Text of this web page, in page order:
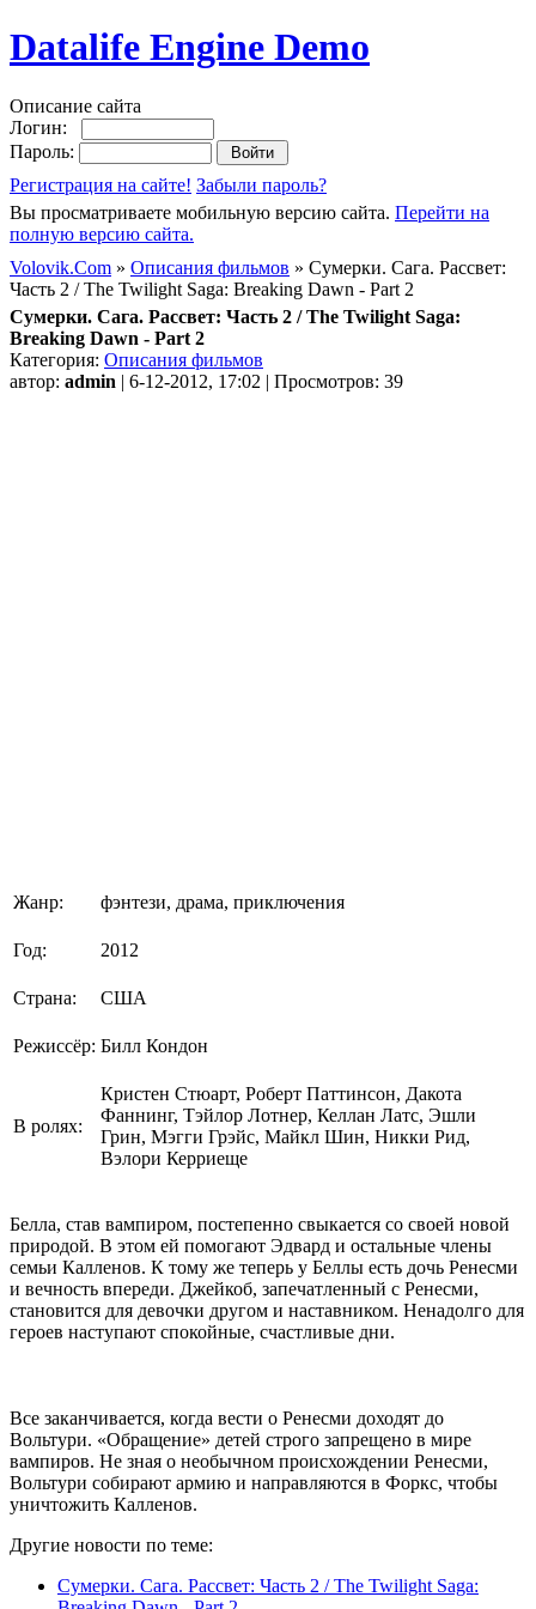
Datalife Engine Demo
Описание сайта
Логин:
Пароль:
Регистрация на сайте! Забыли пароль?
Вы просматриваете мобильную версию сайта. Перейти на
полную версию сайта.
Volovik.Com » Описания фильмов » Сумерки. Сага. Рассвет:
Часть 2 / The Twilight Saga: Breaking Dawn - Part 2
Сумерки. Сага. Рассвет: Часть 2 / The Twilight Saga:
Breaking Dawn - Part 2
Категория: Описания фильмов
автор: admin | 6-12-2012, 17:02 | Просмотров: 39
Жанр: фэнтези, драма, приключения
Год: 2012
Страна: США
Режиссёр: Билл Кондон
В ролях:
Кристен Стюарт, Роберт Паттинсон, Дакота
Фаннинг, Тэйлор Лотнер, Келлан Латс, Эшли
Грин, Мэгги Грэйс, Майкл Шин, Никки Рид,
Вэлори Керриеще
Белла, став вампиром, постепенно свыкается со своей новой
природой. В этом ей помогают Эдвард и остальные члены
семьи Калленов. К тому же теперь у Беллы есть дочь Ренесми
и вечность впереди. Джейкоб, запечатленный с Ренесми,
становится для девочки другом и наставником. Ненадолго для
героев наступают спокойные, счастливые дни.
Все заканчивается, когда вести о Ренесми доходят до
Вольтури. «Обращение» детей строго запрещено в мире
вампиров. Не зная о необычном происхождении Ренесми,
Вольтури собирают армию и направляются в Форкс, чтобы
уничтожить Калленов.
Другие новости по теме:
Сумерки. Сага. Рассвет: Часть 2 / The Twilight Saga: